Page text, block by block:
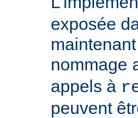
exposée
nommage
appels à
peuvent